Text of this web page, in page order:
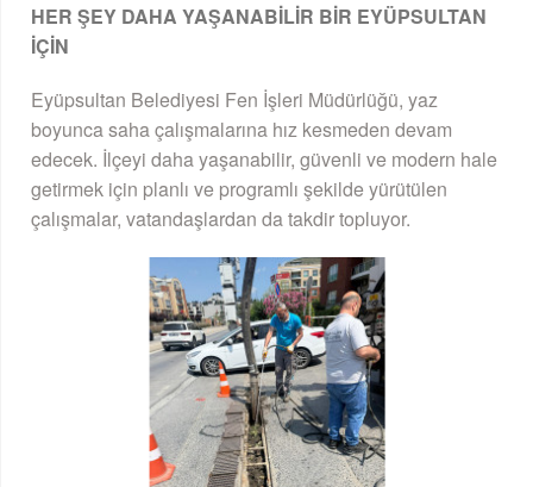
HER ŞEY DAHA YAŞANABİLİR BİR EYÜPSULTAN
İÇİN
Eyüpsultan Belediyesi Fen İşleri Müdürlüğü, yaz
boyunca saha çalışmalarına hız kesmeden devam
edecek. İlçeyi daha yaşanabilir, güvenli ve modern hale
getirmek için planlı ve programlı şekilde yürütülen
çalışmalar, vatandaşlardan da takdir topluyor.